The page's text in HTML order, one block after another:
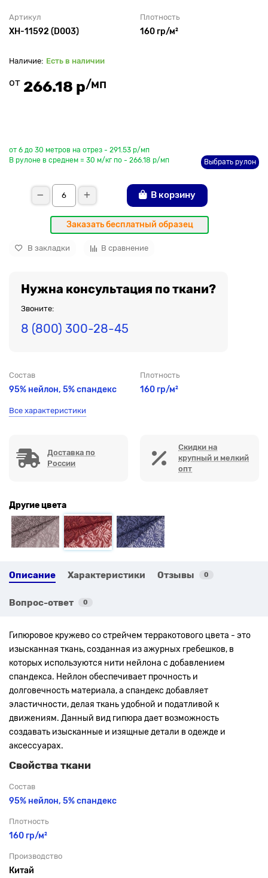
Артикул
XH-11592 (D003)
Плотность
160 гр/м²
Есть в наличии
от 266.18 р/мп
от 6 до 30 метров на отрез - 291.53 р/мп
В рулоне в среднем = 30 м/кг по - 266.18 р/мп
Выбрать рулон
В корзину
Заказать бесплатный образец
В закладки В сравнение
Нужна консультация по ткани?
Звоните:
8 (800) 300-28-45
Состав
95% нейлон, 5% спандекс
Плотность
160 гр/м²
Все характеристики
Доставка по
России
Скидки на
крупный и мелкий
опт
Другие цвета
Описание Характеристики Отзывы 0
Вопрос-ответ 0
Гипюровое кружево со стрейчем терракотового цвета - это
изысканная ткань, созданная из ажурных гребешков, в
которых используются нити нейлона с добавлением
спандекса. Нейлон обеспечивает прочность и
долговечность материала, а спандекс добавляет
эластичности, делая ткань удобной и податливой к
движениям. Данный вид гипюра дает возможность
создавать изысканные и изящные детали в одежде и
аксессуарах.
Свойства ткани
Состав
95% нейлон, 5% спандекс
Плотность
160 гр/м²
Производство
Китай